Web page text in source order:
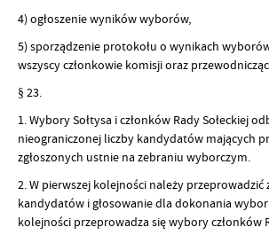
4) ogłoszenie wyników wyborów,
5) sporządzenie protokołu o wynikach
wszyscy członkowie komisji oraz
§ 23.
1. Wybory Sołtysa i członków Rady Sołeckiej
nieograniczonej liczby kandydatów mających
zgłoszonych ustnie na zebraniu wyborczym.
2. W pierwszej kolejności należy przeprowadzić
kandydatów i głosowanie dla dokonania
kolejności przeprowadza się wybory członków